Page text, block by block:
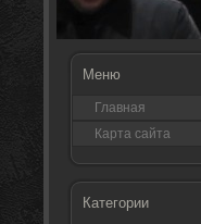
Меню
Главная
Карта сайта
Категории